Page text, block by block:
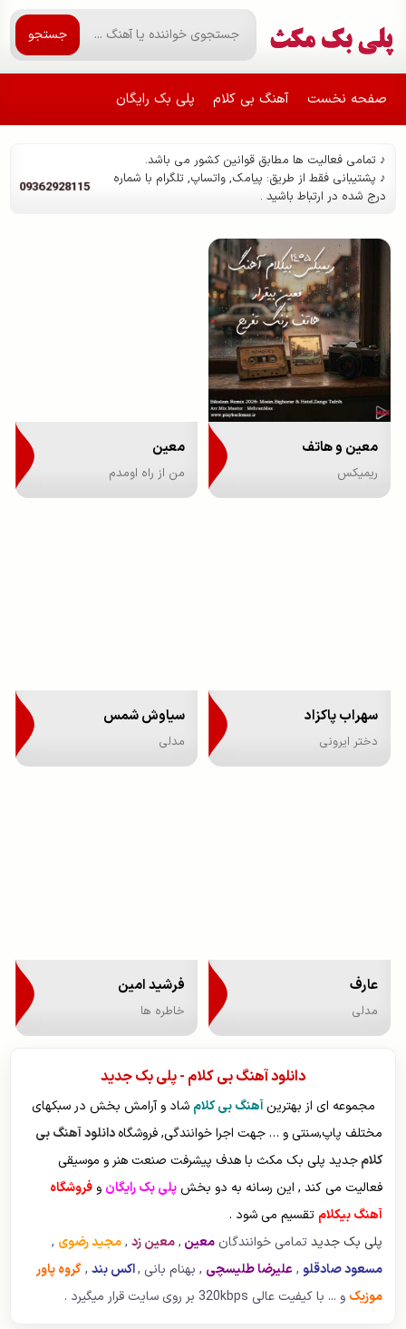
جستجو
صفحه نخست آهنگ بی کلام پلی بک رایگان
♪ تمامی فعالیت ها مطابق قوانین کشور می باشد.
♪ پشتیبانی فقط از طریق: پیامک, واتساپ, تلگرام با شماره
درج شده در ارتباط باشید .
09362928115
معین و هاتف
ریمیکس
معین
من از راه اومدم
سهراب پاکزاد
دختر ایرونی
سیاوش شمس
مدلی
عارف
مدلی
فرشید امین
خاطره ها
دانلود آهنگ بی کلام -پلی بک جدید
مجموعه ای از بهترین آهنگ بی کلام شاد و آرامش بخش در سبکهای
مختلف پاپ,سنتی و … جهت اجرا خوانندگی, فروشگاه دانلود آهنگ بی
کلام جدید پلی بک مکث با هدف پیشرفت صنعت هنر و موسیقی
فعالیت می کند , این رسانه به دو بخشپلی بک رایگان وفروشگاه
آهنگ بیکلام تقسیم می شود .
پلی بک جدیدتمامی خوانندگانمعین ,معین زد ,مجید رضوی ,
مسعود صادقلو , علیرضا طلیسچی , بهنام بانی ,اکس بند , گروه پاور
موزیک و ... با کیفیت عالی 320kbps بر روی سایت قرار میگیرد .